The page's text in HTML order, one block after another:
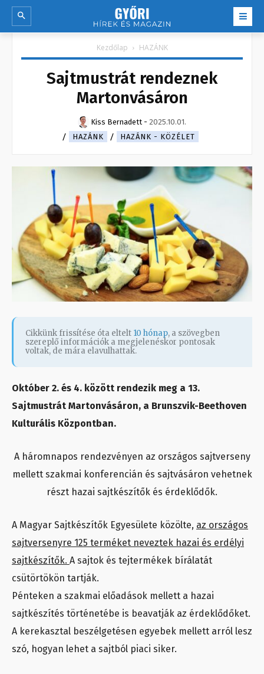
Kezdőlap HAZÁNK
Sajtmustrát rendeznek
Martonvásáron
Kiss Bernadett - 2025.10.01.
HAZÁNK
HAZÁNK - KÖZÉLET
Cikkünk frissítése óta eltelt 10 hónap, a szövegben
szereplő információk a megjelenéskor pontosak
voltak, de mára elavulhattak.
Október 2. és 4. között rendezik meg a 13.
Sajtmustrát Martonvásáron, a Brunszvik-Beethoven
Kulturális Központban.
A háromnapos rendezvényen az országos sajtverseny
mellett szakmai konferencián és sajtvásáron vehetnek
részt hazai sajtkészítők és érdeklődők.
A Magyar Sajtkészítők Egyesülete közölte, az országos
sajtversenyre 125 terméket neveztek hazai és erdélyi
sajtkészítők. A sajtok és tejtermékek bírálatát
csütörtökön tartják.
Pénteken a szakmai előadások mellett a hazai
sajtkészítés történetébe is beavatják az érdeklődőket.
A kerekasztal beszélgetésen egyebek mellett arról lesz
szó, hogyan lehet a sajtból piaci siker.